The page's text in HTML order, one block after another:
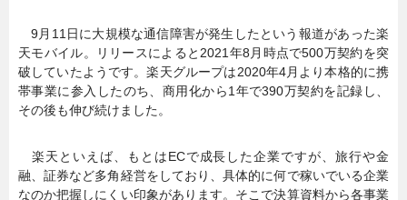
副業 ニュース
グルメ
暮らし エンタメ
9月11日に大規模な通信障害が発生したという報道があった楽
天モバイル。リリースによると2021年8月時点で500万契約を突
破していたようです。楽天グループは2020年4月より本格的に携
帯事業に参入したのち、商用化から1年で390万契約を記録し、
その後も伸び続けました。
楽天といえば、もとはECで成長した企業ですが、旅行や金
融、証券など多角経営をしており、具体的に何で稼いでいる企業
なのか把握しにくい印象があります。そこで決算資料から各事業